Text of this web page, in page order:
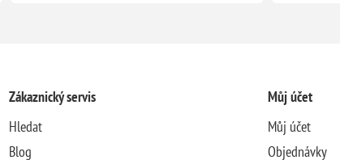
Zákaznický servis
Hledat
Blog
Můj účet
Můj účet
Objednávky